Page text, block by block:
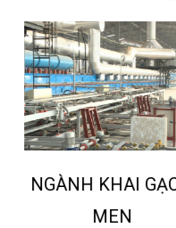
NGÀNH KHAI
MEN